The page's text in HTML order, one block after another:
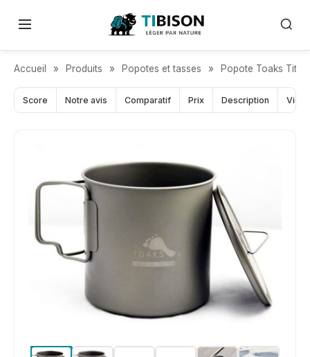
Accueil » Produits » Popotes et tasses » Popote Toaks
Score Notre avis Comparatif Prix Description
CHOIX DE LA RÉDACTION